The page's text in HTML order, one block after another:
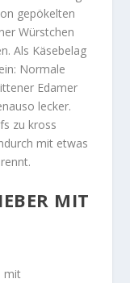
gepökelten
Würstchen
Als Käsebelag
Normale
Edamer
lecker.
zu kross
mit etwas
MIT
mit